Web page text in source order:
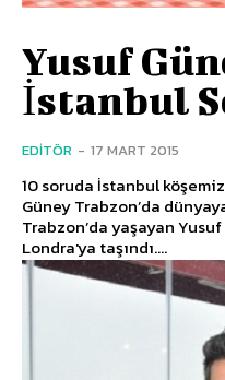
Yusuf
İstanbul
EDITÖR - 17 MART 2015
10 soruda İstanbul
Güney Trabzon’da dünyaya gelen ve 14 yaşına kadar
Trabzon’da yaşayan
Londra'ya taşındı....